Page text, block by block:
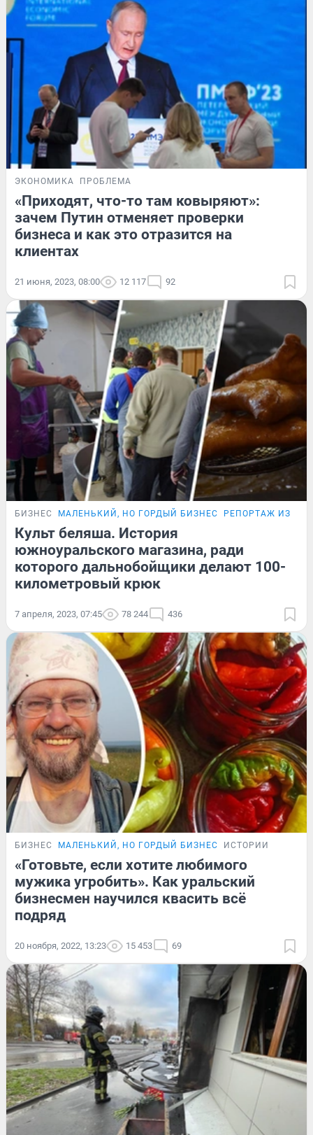
ЭКОНОМИКА ПРОБЛЕМА
«Приходят, что-то там ковыряют»:
зачем Путин отменяет проверки
бизнеса и как это отразится на
клиентах
21 июня, 2023, 08:00 12 117 92
БИЗНЕС МАЛЕНЬКИЙ, НО ГОРДЫЙ БИЗНЕС РЕПОРТАЖ ИЗ
Культ беляша. История
южноуральского магазина, ради
которого дальнобойщики делают 100-
километровый крюк
7 апреля, 2023, 07:45 78 244 436
БИЗНЕС МАЛЕНЬКИЙ, НО ГОРДЫЙ БИЗНЕС ИСТОРИИ
«Готовьте, если хотите любимого
мужика угробить». Как уральский
бизнесмен научился квасить всё
подряд
20 ноября, 2022, 13:23 15 453 69